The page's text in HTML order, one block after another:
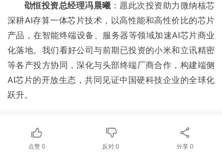
劭恒投资总经理冯晨曦 ：愿此次投资助力微纳核芯
深耕AI存算一体芯片技术，以高性能和高性价比的芯片
产品，在智能终端设备、服务器等领域加速AI芯片商业
化落地。我们看好公司与前期已投资的小米和立讯精密
等各产投方协同，深化与头部终端厂商合作，构建端侧
AI芯片的开放生态，共同见证中国硬科技企业的全球化
跃升。
点赞0 反对0 分享 0